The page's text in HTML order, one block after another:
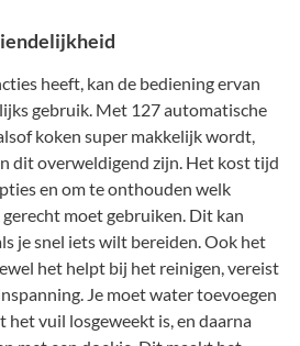
heeft, kan de bediening ervan
gebruik. Met 127 automatische
koken super makkelijk wordt,
dit overweldigend zijn. Het kost tijd
en om te onthouden welk
moet gebruiken. Dit kan
je snel iets wilt bereiden. Ook het
het helpt bij het reinigen, vereist
Je moet water toevoegen
het vuil losgeweekt is, en daarna